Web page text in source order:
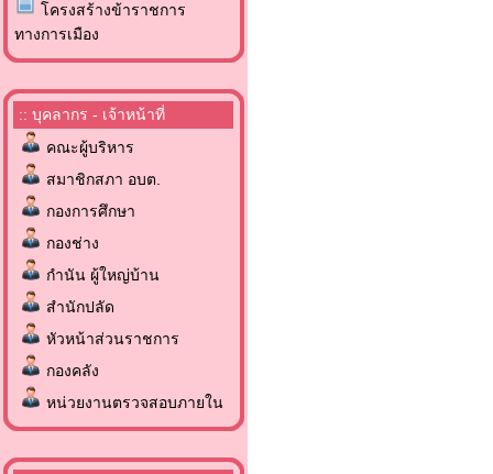
โครงสร้างข้าราชการ
ทางการเมือง
:: บุคลากร - เจ้าหน้าที่
คณะผู้บริหาร
สมาชิกสภา อบต.
กองการศึกษา
กองช่าง
กำนัน ผู้ใหญ่บ้าน
สำนักปลัด
หัวหน้าส่วนราชการ
กองคลัง
หน่วยงานตรวจสอบภายใน